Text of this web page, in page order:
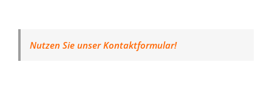
Nutzen Sie unser Kontaktformular!